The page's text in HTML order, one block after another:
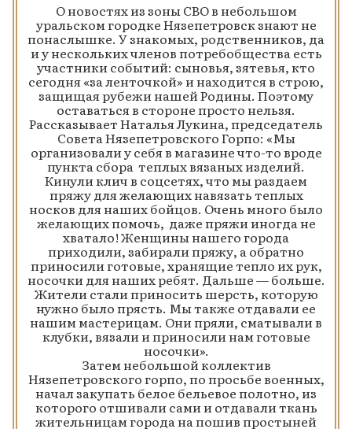
О новостях из зоны СВО в небольшом
уральском городке Нязепетровск знают не
понаслышке. У знакомых, родственников, да
и у нескольких членов потребобщества есть
участники событий: сыновья, зятевья, кто
сегодня «за ленточкой» и находится в строю,
защищая рубежи нашей Родины. Поэтому
оставаться в стороне просто нельзя.
Рассказывает Наталья Лукина, председатель
Совета Нязепетровского Горпо: «Мы
организовали у себя в магазине что-то вроде
пункта сбора теплых вязаных изделий.
Кинули клич в соцсетях, что мы раздаем
пряжу для желающих навязать теплых
носков для наших бойцов. Очень много было
желающих помочь, даже пряжи иногда не
хватало! Женщины нашего города
приходили, забирали пряжу, а обратно
приносили готовые, хранящие тепло их рук,
носочки для наших ребят. Дальше — больше.
Жители стали приносить шерсть, которую
нужно было прясть. Мы также отдавали ее
нашим мастерицам. Они пряли, сматывали в
клубки, вязали и приносили нам готовые
носочки».
Затем небольшой коллектив
Нязепетровского горпо, по просьбе военных,
начал закупать белое бельевое полотно, из
которого отшивали сами и отдавали ткань
жительницам города на пошив простыней